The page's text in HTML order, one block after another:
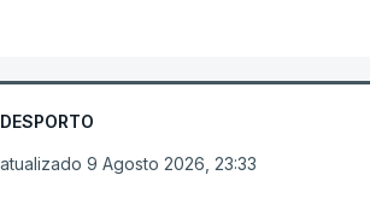
DESPORTO
atualizado 9 Agosto 2026, 23:33